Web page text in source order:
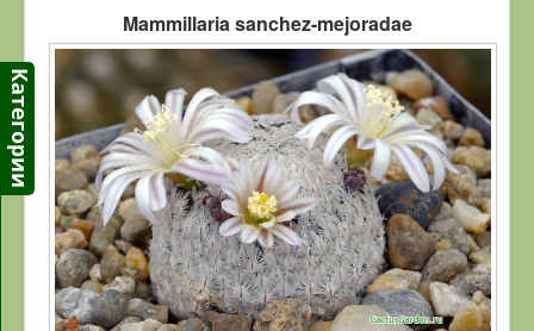
Отзывы
Ссылки
Контакты
Mammillaria sanchez-mejoradae